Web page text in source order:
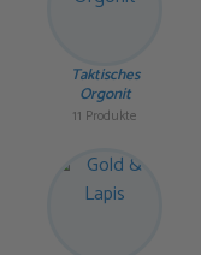
Taktisches
Orgonit
11 Produkte